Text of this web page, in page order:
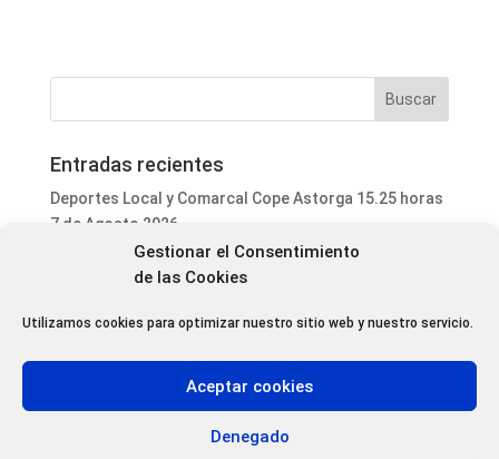
Gestionar el Consentimiento
de las Cookies
Utilizamos cookies para optimizar nuestro sitio web y nuestro servicio.
Aceptar cookies
Denegado
Entradas recientes
Deportes Local y Comarcal Cope Astorga 15.25 horas
7 de Agosto 2026
Informativo Mediodía Cope Astorga 14.20 horas 7 de
Agosto 2026
San Justo de la Vega acoge este fin de semana un
Programa Local Cope Astorga 7 de Agosto 2026
Abiertas las inscripciones para el XXVII Torneo de